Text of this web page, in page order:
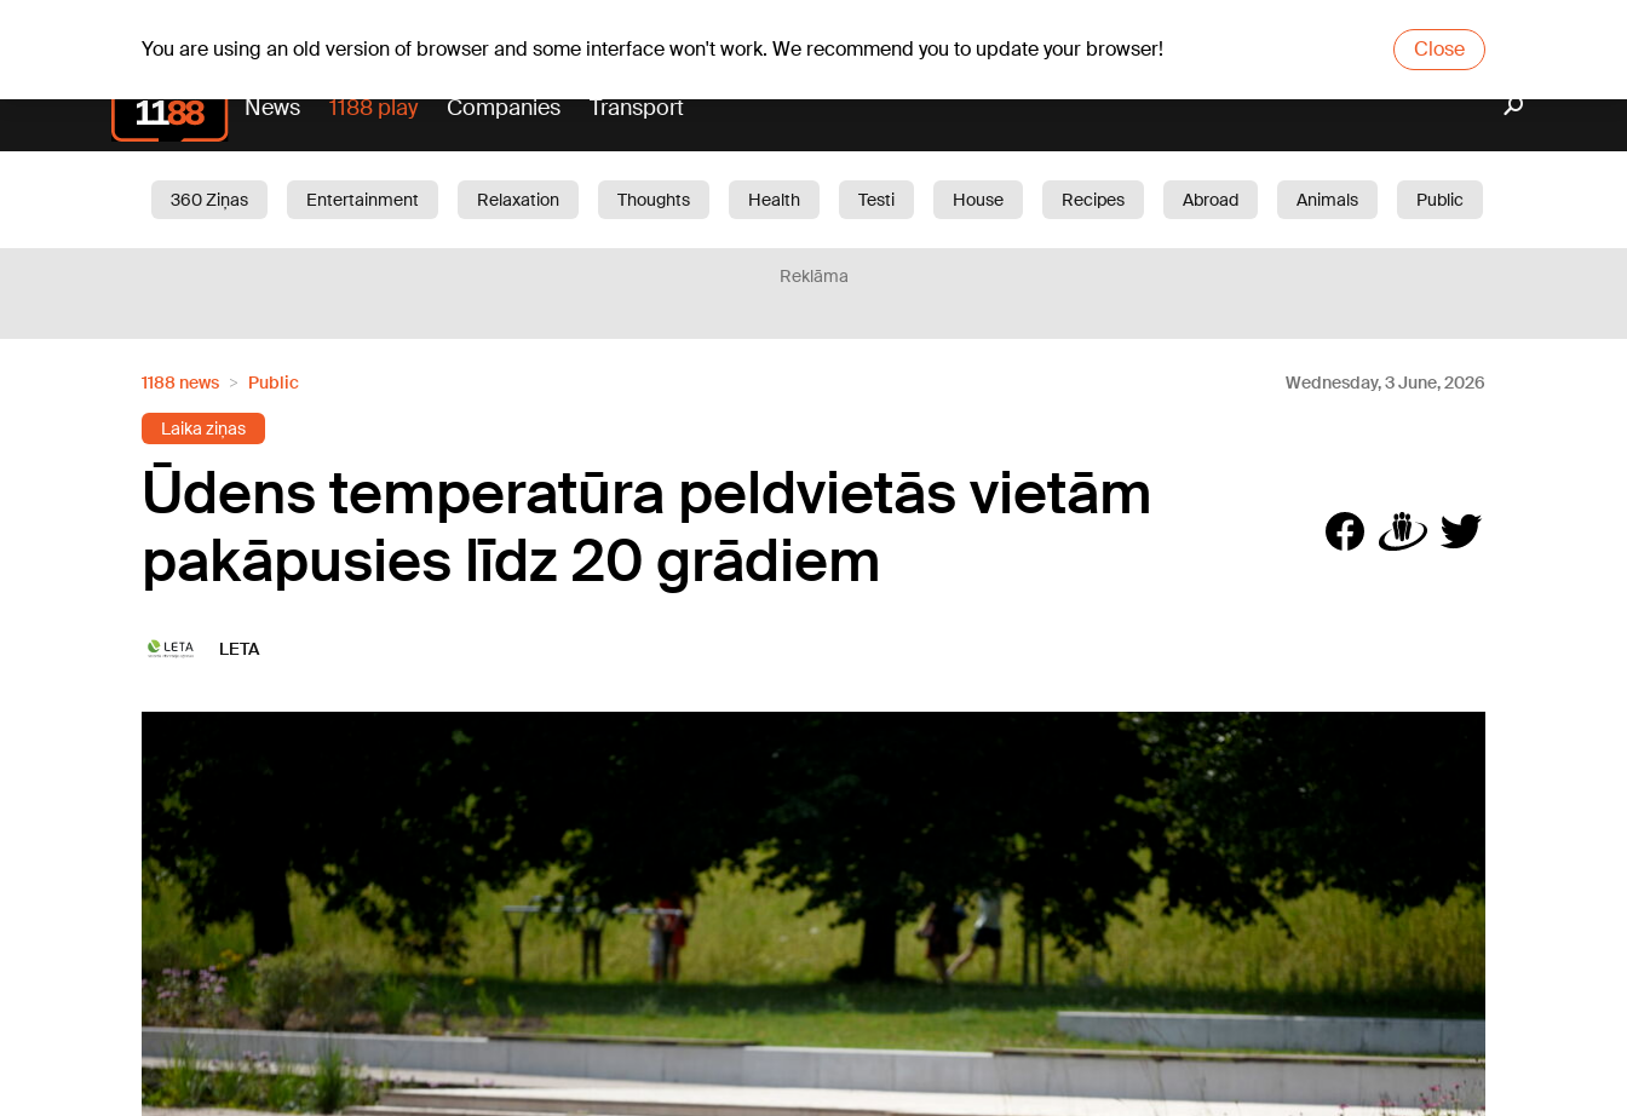
You are using an old version of browser and some interface won't work. We recommend you to update your browser! Close
News 1188 play Companies Transport
360 Ziņas Entertainment Relaxation Thoughts Health Testi House Recipes Abroad Animals
Public
Reklāma
1188 news Public Wednesday, 3 June, 2026
Laika ziņas
Ūdens temperatūra peldvietās vietām
pakāpusies līdz 20 grādiem
LETA